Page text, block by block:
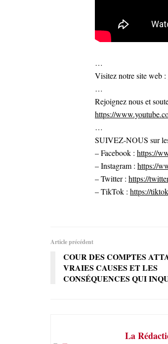
…
Visitez notre site web :
…
Rejoignez nous et
https://
…
SUIVEZ-NOUS sur
– Facebook : https://
– Instagram : https://
– Twitter : https://
– TikTok : https://
Article précédent
COUR DES COMPTES
VRAIES CAUSES ET LES
CONSÉQUENCES QUI
La